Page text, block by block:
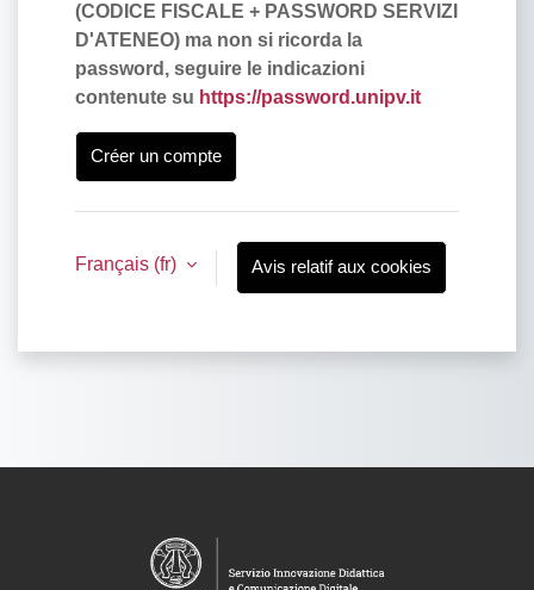
(CODICE FISCALE + PASSWORD SERVIZI
D'ATENEO) ma non si ricorda la
password, seguire le indicazioni
contenute su https://password.unipv.it
Créer un compte
Français ‎(fr)‎ Avis relatif aux cookies